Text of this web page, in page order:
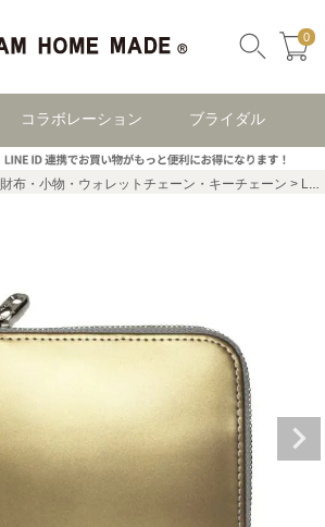
0
コラボレーション ブライダル
財布・小物・ウォレットチェーン・キーチェーン L字ファスナー ミニ財布 レザー 二つ折り -Ms.GOLD&Ms.SILVER- / フラグメントケース